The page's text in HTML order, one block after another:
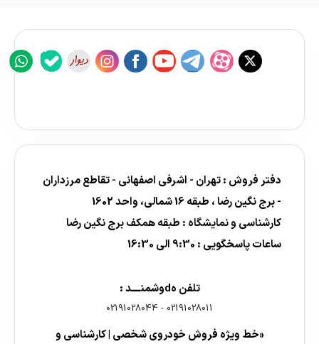
دفتر فروش : تهران - اشرفی اصفهانی - تقاطع مرزداران
- برج نگین رضا ، طبقه 16 شمالی، واحد 1602
کارشناسی و نمایشگاه : طبقه همکف برج نگین رضا
ساعات پاسخگویی : 9:30 الی 16:30
تلفن هdوشمنــــد :
02191028011
-
02191028044
«خط ویژه فروش خودروی شخصی | کارشناسی و